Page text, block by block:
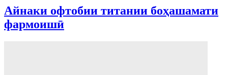
Айнаки офтобии титании боҳашамати
фармоишӣ